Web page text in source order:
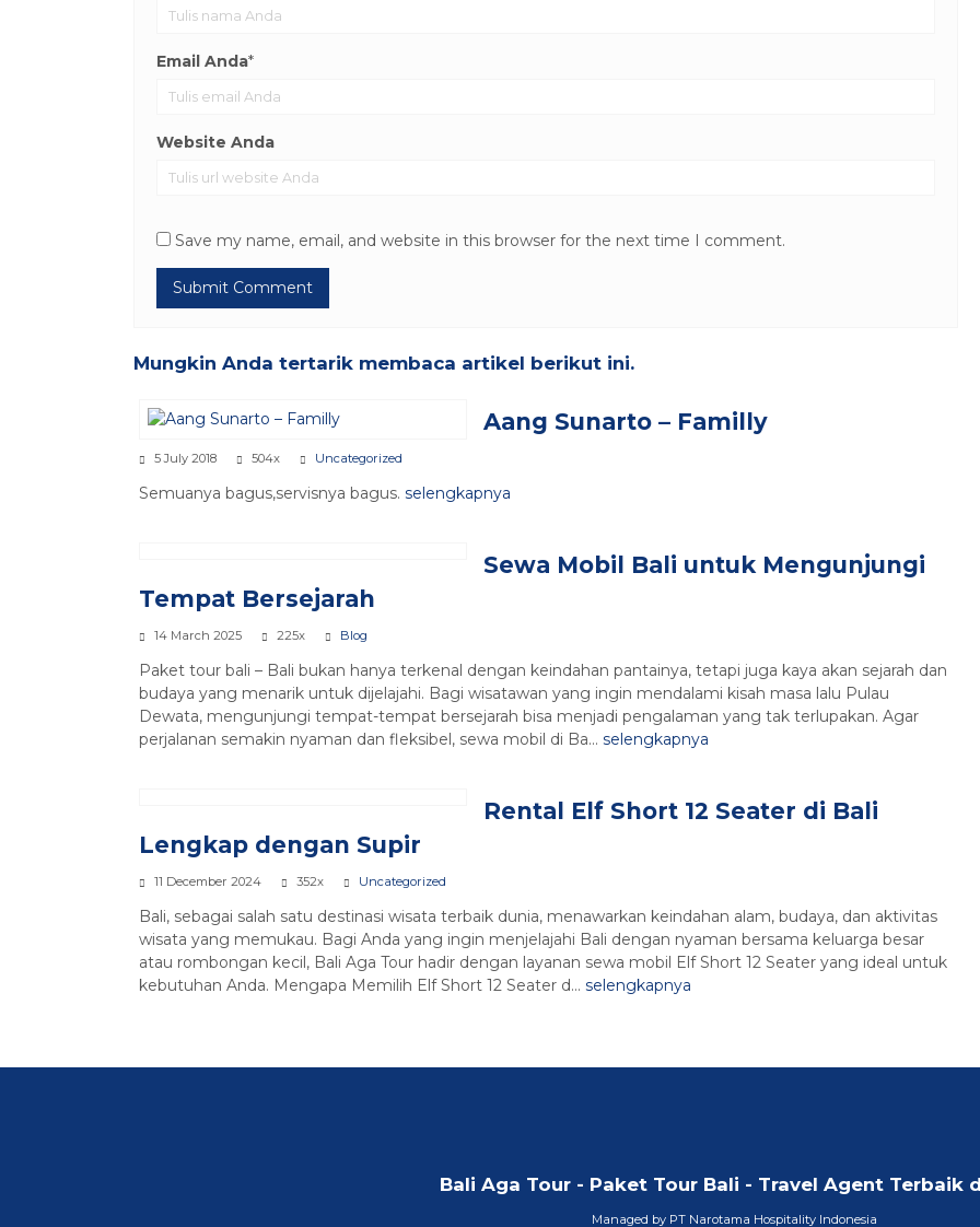
Email Anda*
Website Anda
Save my name, email, and website in this browser for the next time I comment.
Mungkin Anda tertarik membaca artikel berikut ini.
Aang Sunarto – Familly
5 July 2018 504x Uncategorized
Semuanya bagus,servisnya bagus. selengkapnya
Sewa Mobil Bali untuk Mengunjungi
Tempat Bersejarah
14 March 2025 225x Blog
Paket tour bali – Bali bukan hanya terkenal dengan keindahan pantainya, tetapi juga kaya akan sejarah dan
budaya yang menarik untuk dijelajahi. Bagi wisatawan yang ingin mendalami kisah masa lalu Pulau
Dewata, mengunjungi tempat-tempat bersejarah bisa menjadi pengalaman yang tak terlupakan. Agar
perjalanan semakin nyaman dan fleksibel, sewa mobil di Ba... selengkapnya
Rental Elf Short 12 Seater di Bali
Lengkap dengan Supir
11 December 2024 352x Uncategorized
Bali, sebagai salah satu destinasi wisata terbaik dunia, menawarkan keindahan alam, budaya, dan aktivitas
wisata yang memukau. Bagi Anda yang ingin menjelajahi Bali dengan nyaman bersama keluarga besar
atau rombongan kecil, Bali Aga Tour hadir dengan layanan sewa mobil Elf Short 12 Seater yang ideal untuk
kebutuhan Anda. Mengapa Memilih Elf Short 12 Seater d... selengkapnya
Bali Aga Tour - Paket Tour Bali - Travel Agent Terbaik
Managed by PT Narotama Hospitality Indonesia